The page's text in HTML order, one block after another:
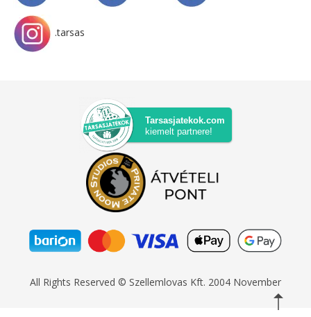
.tarsas
Tarsasjatekok.com
kiemelt partnere!
All Rights Reserved © Szellemlovas Kft. 2004 November